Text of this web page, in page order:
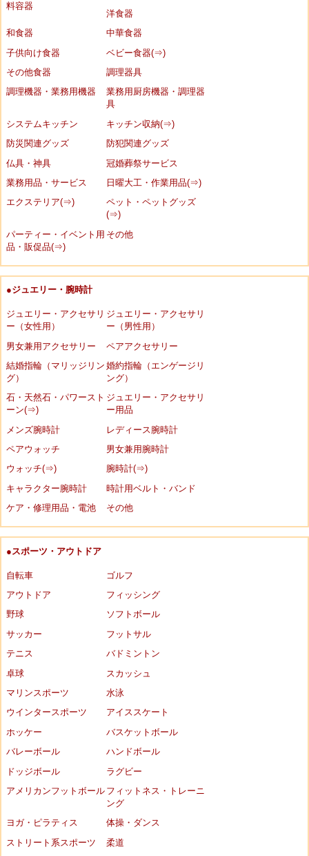
料容器
洋食器
和食器
中華食器
子供向け食器
ベビー食器(⇒)
その他食器
調理器具
調理機器・業務用機器
業務用厨房機器・調理器
具
システムキッチン
キッチン収納(⇒)
防災関連グッズ
防犯関連グッズ
仏具・神具
冠婚葬祭サービス
業務用品・サービス
日曜大工・作業用品(⇒)
エクステリア(⇒)
ペット・ペットグッズ
(⇒)
パーティー・イベント用
品・販促品(⇒)
その他
●ジュエリー・腕時計
ジュエリー・アクセサリ
ー（女性用）
ジュエリー・アクセサリ
ー（男性用）
男女兼用アクセサリー
ペアアクセサリー
結婚指輪（マリッジリン
グ）
婚約指輪（エンゲージリ
ング）
石・天然石・パワースト
ーン(⇒)
ジュエリー・アクセサリ
ー用品
メンズ腕時計
レディース腕時計
ペアウォッチ
男女兼用腕時計
ウォッチ(⇒)
腕時計(⇒)
キャラクター腕時計
時計用ベルト・バンド
ケア・修理用品・電池
その他
●スポーツ・アウトドア
自転車
ゴルフ
アウトドア
フィッシング
野球
ソフトボール
サッカー
フットサル
テニス
バドミントン
卓球
スカッシュ
マリンスポーツ
水泳
ウインタースポーツ
アイススケート
ホッケー
バスケットボール
バレーボール
ハンドボール
ドッジボール
ラグビー
アメリカンフットボール フィットネス・トレーニ
ング
ヨガ・ピラティス
体操・ダンス
ストリート系スポーツ
柔道